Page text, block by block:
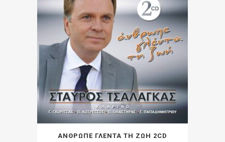
ΑΝΘΡΩΠΕ ΓΛΕΝΤΑ ΤΗ ΖΩΗ 2CD